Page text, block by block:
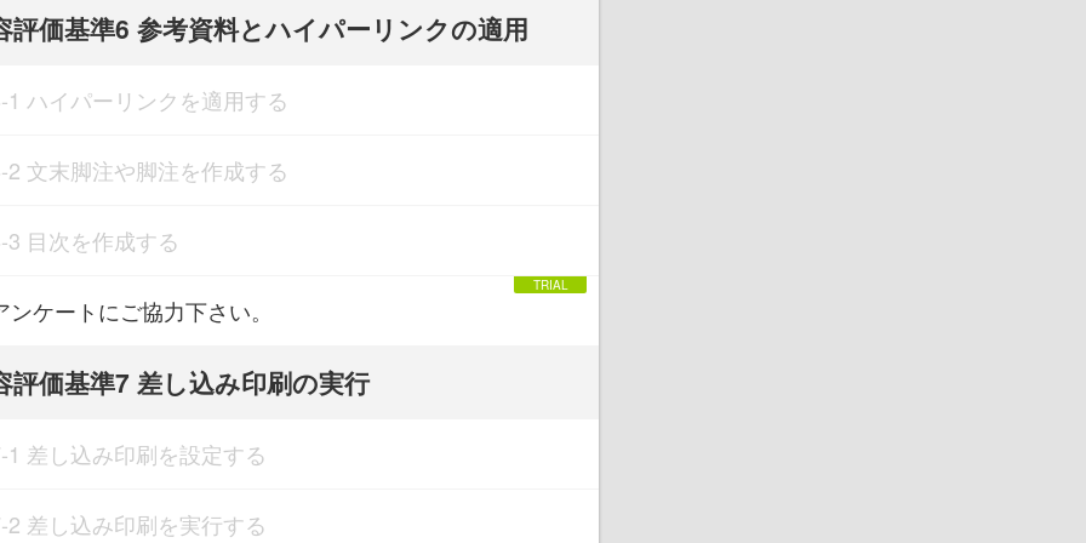
評価基準6 参考資料とハイパーリンクの適用
1 ハイパーリンクを適用する
2 文末脚注や脚注を作成する
3 目次を作成する
ンケートにご協力下さい。
評価基準7 差し込み印刷の実行
1 差し込み印刷を設定する
2 差し込み印刷を実行する